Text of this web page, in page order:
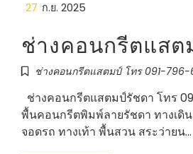
27 ก.ย. 2025
ช่างคอนกรีตแสต
ช่างคอนกรีตแสตมป์ โทร 091-
ช่างคอนกรีตแสตมป์รัชดา โทร
พื้นคอนกรีตพิมพ์ลายรัชดา ทางเดิ
จอดรถ ทางเท้า พื้นสวน สระว่ายน…